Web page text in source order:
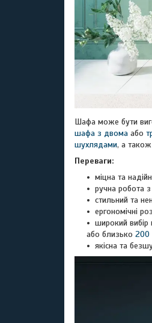
Шафа може бути
шафа з двома або
шухлядами, а
Переваги:
міцна та
ручна робота
стильний та
ергономічні
широкий
або близько 200
якісна та